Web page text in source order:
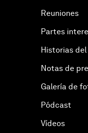
Reuniones
Partes
Historias del
Notas de
Galería de
Pódcast
Vídeos